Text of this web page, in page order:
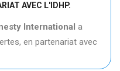
AVEC L'IDHP.
International a
en partenariat avec